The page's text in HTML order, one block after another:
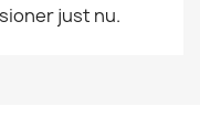
just nu.